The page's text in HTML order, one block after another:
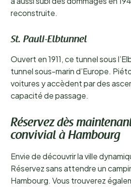
reconstruite.
St. Pauli-Elbtunnel
Ouvert en 1911, ce tunnel sous
tunnel sous-marin d’Europe.
voitures y accèdent par des
capacité de passage.
Réservez dès
convivial à Hambourg
Envie de découvrir la ville
Réservez sans attendre un
Hambourg. Vous trouverez